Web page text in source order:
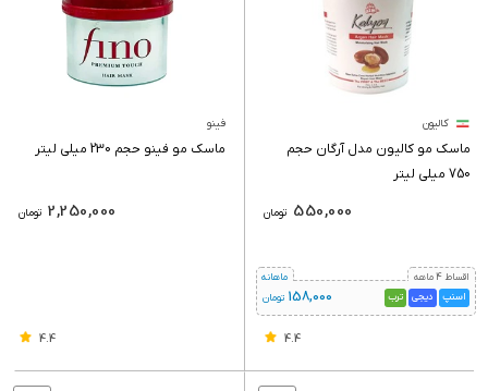
کالیون
ماسک مو کالیون مدل آرگان حجم
750 میلی لیتر
تومان 550,000
اقساط 4 ماهه
اسنپ
دیجی ترب 158,000 تومان
ماهانه
4.4
فینو
ماسک مو فینو حجم 230 میلی لیتر
تومان 2,250,000
4.4